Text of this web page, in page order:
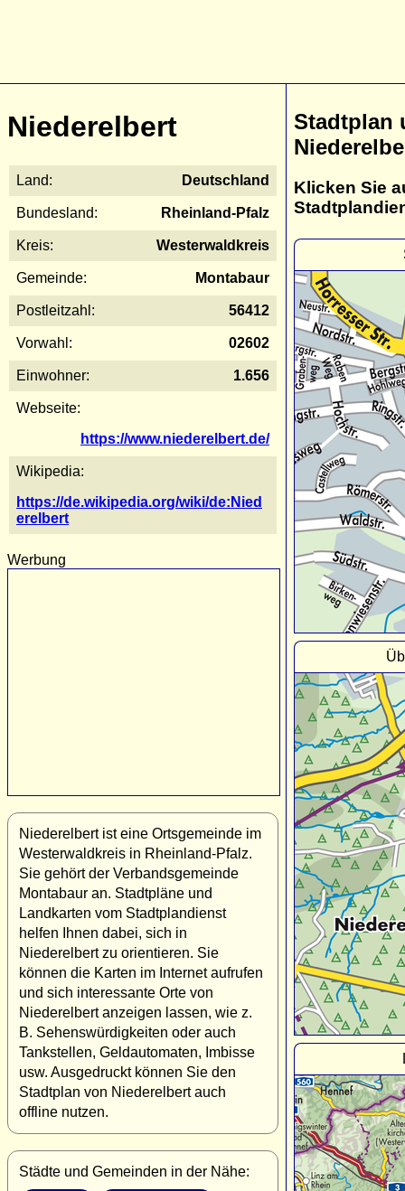
Niederelbert
Land: Deutschland
Bundesland: Rheinland-Pfalz
Kreis: Westerwaldkreis
Gemeinde: Montabaur
Postleitzahl: 56412
Vorwahl: 02602
Einwohner: 1.656
Webseite:
https://www.niederelbert.de/
Wikipedia:
https://de.wikipedia.org/wiki/de:Nied
erelbert
Werbung
Niederelbert ist eine Ortsgemeinde im
Westerwaldkreis in Rheinland-Pfalz.
Sie gehört der Verbandsgemeinde
Montabaur an. Stadtpläne und
Landkarten vom Stadtplandienst
helfen Ihnen dabei, sich in
Niederelbert zu orientieren. Sie
können die Karten im Internet aufrufen
und sich interessante Orte von
Niederelbert anzeigen lassen, wie z.
B. Sehenswürdigkeiten oder auch
Tankstellen, Geldautomaten, Imbisse
usw. Ausgedruckt können Sie den
Stadtplan von Niederelbert auch
offline nutzen.
Städte und Gemeinden in der Nähe:
Stadtplan
Klicken Sie